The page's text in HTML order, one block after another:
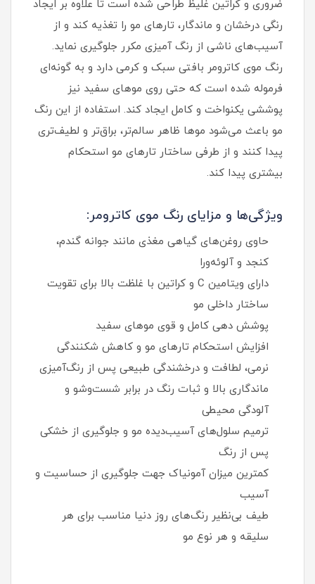
ضروری و کراتین غلیظ طراحی شده است تا علاوه بر ایجاد
رنگی درخشان و ماندگار، تارهای مو را تغذیه کند و از
آسیب‌های ناشی از رنگ‌ آمیزی مکرر جلوگیری نماید.
رنگ موی کاترومر بافتی سبک و کرمی دارد و به‌ گونه‌ای
فرموله شده است که حتی روی موهای سفید نیز
پوششی یکنواخت و کامل ایجاد کند. استفاده از این رنگ
مو باعث می‌شود موها ظاهر سالم‌تر، براق‌تر و لطیف‌تری
پیدا کنند و از طرفی ساختار تارهای مو استحکام
بیشتری پیدا کند.
ویژگی‌ها و مزایای رنگ موی کاترومر:
حاوی روغن‌های گیاهی مغذی مانند جوانه گندم،
کنجد و آلوئه‌ورا
دارای ویتامین C و کراتین با غلظت بالا برای تقویت
ساختار داخلی مو
پوشش‌ دهی کامل و قوی موهای سفید
افزایش استحکام تارهای مو و کاهش شکنندگی
نرمی، لطافت و درخشندگی طبیعی پس از رنگ‌آمیزی
ماندگاری بالا و ثبات رنگ در برابر شست‌وشو و
آلودگی محیطی
ترمیم سلول‌های آسیب‌دیده مو و جلوگیری از خشکی
پس از رنگ
کمترین میزان آمونیاک جهت جلوگیری از حساسیت و
آسیب
طیف بی‌نظیر رنگ‌های روز دنیا مناسب برای هر
سلیقه و هر نوع مو